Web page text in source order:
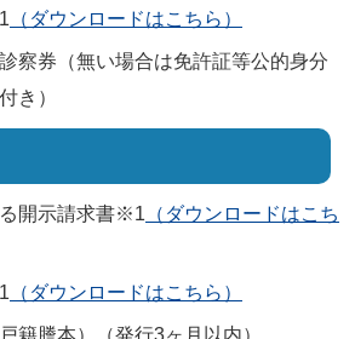
（ダウンロードはこちら）
察券（無い場合は免許証等公的身分
き）
開示請求書※1 （ダウンロードはこち
（ダウンロードはこちら）
籍謄本）（発行3ヶ月以内）